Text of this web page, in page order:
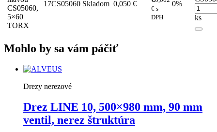
CS05060,
5×60
TORX
17CS05060 Skladom 0,050 €
€ s
DPH
0%
ks
Mohlo by sa vám páčiť
Drezy nerezové
Drez LINE 10, 500×980 mm, 90 mm
ventil, nerez štruktúra